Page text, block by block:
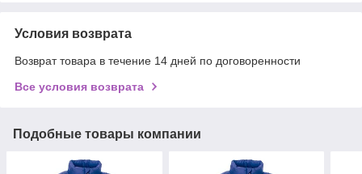
Условия возврата
Возврат товара в течение 14 дней по договоренности
Все условия возврата
Подобные товары компании